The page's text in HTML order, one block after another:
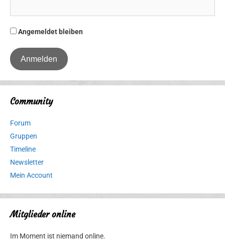
Angemeldet bleiben
Community
Forum
Gruppen
Timeline
Newsletter
Mein Account
Mitglieder online
Im Moment ist niemand online.